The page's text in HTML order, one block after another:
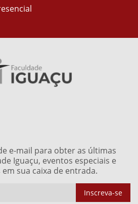
e-mail para obter as últimas
Iguaçu, eventos especiais e
sua caixa de entrada.
Inscreva-se